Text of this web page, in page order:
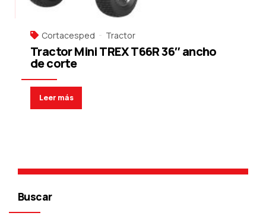
Cortacesped Tractor
Tractor Mini TREX T66R 36″ ancho
de corte
Leer más
Buscar